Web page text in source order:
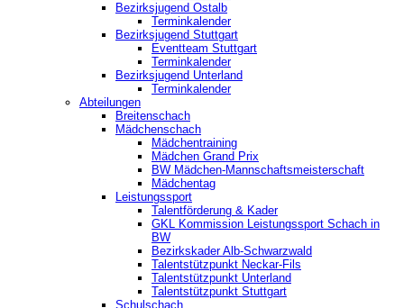
Bezirksjugend Ostalb
Terminkalender
Bezirksjugend Stuttgart
‎Eventteam Stuttgart
Terminkalender
Bezirksjugend Unterland
Terminkalender
Abteilungen
Breitenschach
Mädchenschach
Mädchentraining
Mädchen Grand Prix
BW Mädchen-Mannschaftsmeisterschaft
Mädchentag
Leistungssport
Talentförderung & Kader
GKL Kommission Leistungssport Schach in
BW
Bezirkskader Alb-Schwarzwald
Talentstützpunkt Neckar-Fils
Talentstützpunkt Unterland
Talentstützpunkt Stuttgart
Schulschach